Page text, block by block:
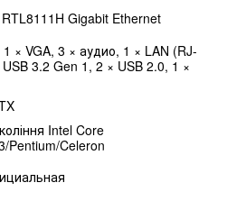
Gigabit Ethernet
1 × VGA, 3 × аудио, 1 × LAN (RJ-
3.2 Gen 1, 2 × USB 2.0, 1 ×
Intel Core
Pentium/Celeron